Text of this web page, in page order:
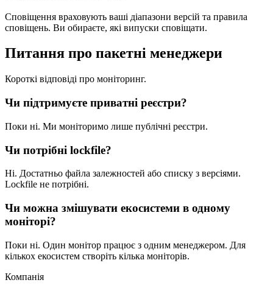
Сповіщення враховують ваші діапазони версій та правила
сповіщень. Ви обираєте, які випуски сповіщати.
Питання про пакетні менеджери
Короткі відповіді про моніторинг.
Чи підтримуєте приватні реєстри?
Поки ні. Ми моніторимо лише публічні реєстри.
Чи потрібні lockfile?
Ні. Достатньо файла залежностей або списку з версіями.
Lockfile не потрібні.
Чи можна змішувати екосистеми в одному
моніторі?
Поки ні. Один монітор працює з одним менеджером. Для
кількох екосистем створіть кілька моніторів.
Компанія